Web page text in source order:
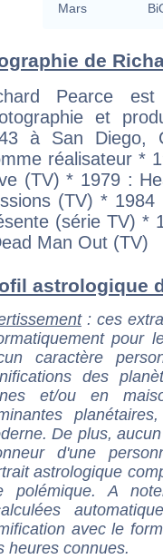
Mars
de
Pearce
et
à San Diego,
réalisateur *
(TV) * 1979 :
(TV) *
(série TV) *
Man Out (TV)
astrologique
: ces
pour
caractère
des
et/ou en
De plus,
d'une
astrologique
polémique. A
avec le
heures connues.